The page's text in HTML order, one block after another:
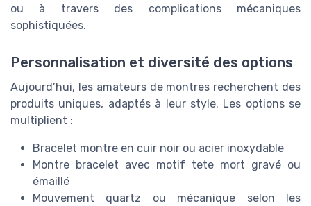
ou à travers des complications mécaniques
sophistiquées.
Personnalisation et diversité des options
Aujourd’hui, les amateurs de montres recherchent des
produits uniques, adaptés à leur style. Les options se
multiplient :
Bracelet montre en cuir noir ou acier inoxydable
Montre bracelet avec motif tete mort gravé ou
émaillé
Mouvement quartz ou mécanique selon les